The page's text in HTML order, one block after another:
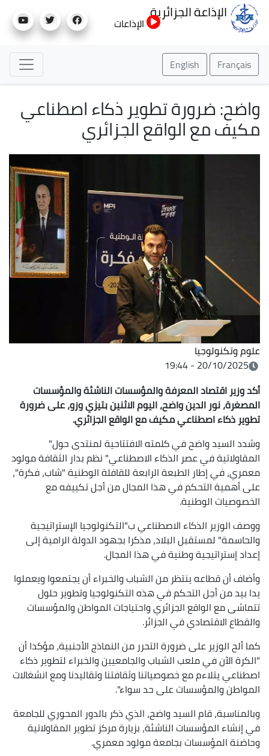
إلى
الإذاعة الجزائرية
الإذاعات
Français
English
واضح: ضرورة تطوير ذكاء اصطناعي
مكيف مع الواقع الجزائري
علوم وتكنولوجيا
20/10/2025 - 19:44
أكد وزير اقتصاد المعرفة والمؤسسات الناشئة والمؤسسات
المصغرة، نور الدين واضح، اليوم الاثنين بتيزي وزو، على ضرورة
تطوير ذكاء اصطناعي مكيف مع الواقع الجزائري.
وشدد السيد واضح في كلمته الافتتاحية لمنتدى حول"
المقاولاتية في عصر الذكاء الاصطناعي" نظم بدار الثقافة مولود
معمري، في إطار الطبعة الرابعة للقافلة الوطنية "شاب، فكرة"،
على أهمية التحكم في هذا المجال من أجل تكييفه مع
الخصوصيات الوطنية.
ووصف الوزير الذكاء الاصطناعي ب"التكنولوجيا الإستراتيجية
والحاسمة" لمستقبل البلاد، مذكرا بجهود الدولة الرامية إلى
إعداد إستراتيجية وطنية في هذا المجال.
وأضاف أن قطاعه ينتظر من الشباب والخبراء أن يجتمعوا ويعملوا
يدا بيد من أجل التحكم في هذه التكنولوجيا وتطوير حلول
تتماشى مع الواقع الجزائري واحتياجات المواطن والمؤسسات
والقطاع الاقتصادي في الجزائر.
كما ألح الوزير على ضرورة التحرر من النماذج الأجنبية، مؤكدا أن
"الكرة الآن في ملعب الشباب والجامعيين والخبراء لتطوير ذكاء
اصطناعي يتلاءم مع خصوصياتنا وثقافتنا وتقاليدنا ومع انشغالات
المواطن والمؤسسات على حد سواء".
وبالمناسبة، قام السيد واضح، الذي ذكر بالدور المحوري للجامعة
في إنشاء المؤسسات الناشئة، بزيارة مركز تطوير المقاولاتية
وحاضنة المؤسسات بجامعة مولود معمري.